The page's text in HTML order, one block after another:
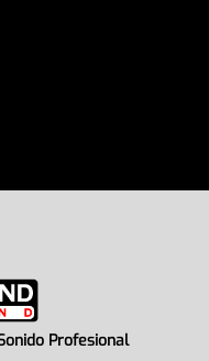
Profesional